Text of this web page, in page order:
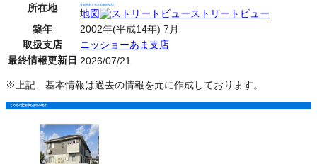
所在地 愛知県あま市木田東阿弥陀
地図
ストリートビュー
築年
2002年(平成14年) 7月
取扱支店
ニッショーあま支店
最終情報更新日 2026/07/21
※上記、基本情報は過去の情報を元に作成しております。
その他の愛知県あま市の物件